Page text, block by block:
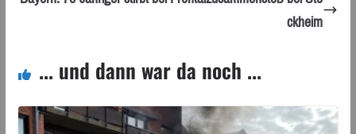
ckheim
... und dann war da noch ...